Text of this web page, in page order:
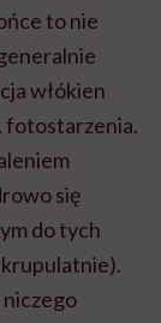
to nie
włókien
fotostarzenia.
się
do tych
niczego